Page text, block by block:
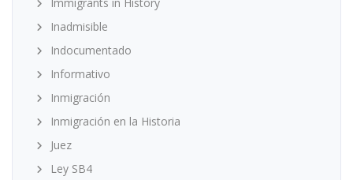
Inadmisible
Indocumentado
Informativo
Inmigración
Inmigración en la Historia
Juez
Ley SB4